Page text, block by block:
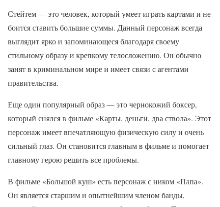
Стейтем — это человек, который умеет играть картами и не
боится ставить большие суммы. Данный персонаж всегда
выглядит ярко и запоминающеся благодаря своему
стильному образу и крепкому телосложению. Он обычно
занят в криминальном мире и имеет связи с агентами
правительства.
Еще один популярный образ — это чернокожий боксер,
который снялся в фильме «Карты, деньги, два ствола». Этот
персонаж имеет впечатляющую физическую силу и очень
сильный глаз. Он становится главным в фильме и помогает
главному герою решить все проблемы.
В фильме «Большой куш» есть персонаж с ником «Папа».
Он является старшим и опытнейшим членом банды,